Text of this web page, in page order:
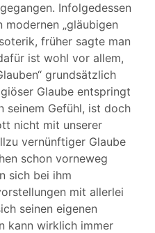
Infolgedessen
„gläubigen
früher sagte man
ist wohl vor allem,
grundsätzlich
Glaube entspringt
seinem Gefühl, ist doch
nicht mit unserer
vernünftiger Glaube
schon vorneweg
sich bei ihm
mit allerlei
seinen eigenen
kann wirklich immer